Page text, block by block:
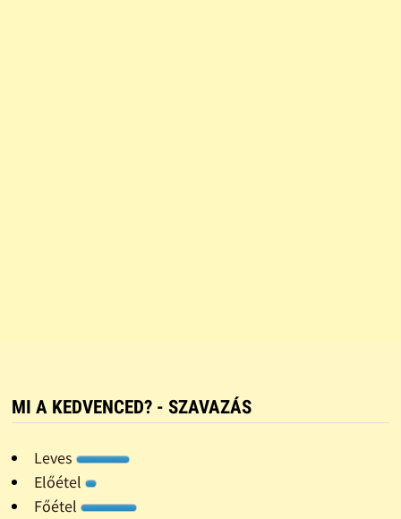
MI A KEDVENCED? - SZAVAZÁS
Leves
Előétel
Főétel